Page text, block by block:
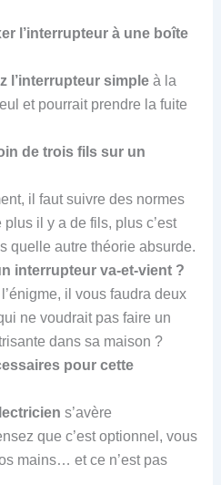
l’interrupteur à une boîte
l’interrupteur simpleà la
et pourrait prendre la fuite
de trois fils sur un
il faut suivre des normes
il y a de fils, plus c’est
quelle autre théorie absurde.
interrupteur va-et-vient ?
il vous faudra deux
ne voudrait pas faire un
dans sa maison ?
pour cette
s’avère
que c’est optionnel, vous
mains… et ce n’est pas